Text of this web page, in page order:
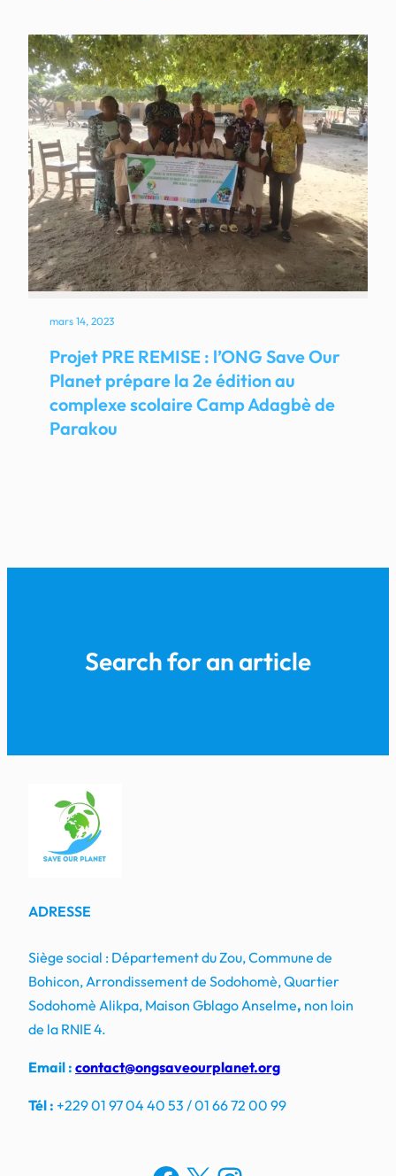
mars 14, 2023
Projet PRE REMISE : l’ONG Save Our
Planet prépare la 2e édition au
complexe scolaire Camp Adagbè de
Parakou
Search for an article
ADRESSE
Siège social : Département du Zou, Commune de
Bohicon, Arrondissement de Sodohomè, Quartier
Sodohomè Alikpa, Maison Gblago Anselme, non loin
de la RNIE 4.
Email : contact@ongsaveourplanet.org
Tél : +229 01 97 04 40 53 / 01 66 72 00 99